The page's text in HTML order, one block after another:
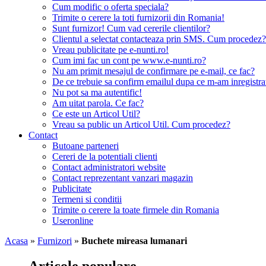
Cum modific o oferta speciala?
Trimite o cerere la toti furnizorii din Romania!
Sunt furnizor! Cum vad cererile clientilor?
Clientul a selectat contacteaza prin SMS. Cum procedez?
Vreau publicitate pe e-nunti.ro!
Cum imi fac un cont pe www.e-nunti.ro?
Nu am primit mesajul de confirmare pe e-mail, ce fac?
De ce trebuie sa confirm emailul dupa ce m-am
Nu pot sa ma autentific!
Am uitat parola. Ce fac?
Ce este un Articol Util?
Vreau sa public un Articol Util. Cum procedez?
Contact
Butoane parteneri
Cereri de la potentiali clienti
Contact administratori website
Contact reprezentant vanzari magazin
Publicitate
Termeni si conditii
Trimite o cerere la toate firmele din Romania
Useronline
Acasa » Furnizori » Buchete mireasa lumanari